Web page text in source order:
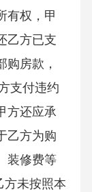
有权，甲
乙方已支
房款，
支付违约
方还应承
乙方为购
装修费等
方未按照本